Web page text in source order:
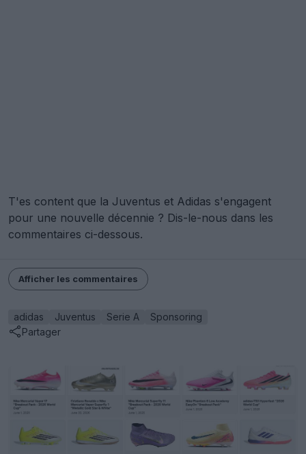
T'es content que la Juventus et Adidas s'engagent
pour une nouvelle décennie ? Dis-le-nous dans les
commentaires ci-dessous.
Afficher les commentaires
adidas Juventus Serie A
Sponsoring
Partager